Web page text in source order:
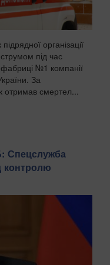
організації
під час
фабриці №1 компанії
За
смертел...
Спецслужба
контролю